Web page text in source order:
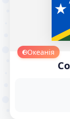
Океанія